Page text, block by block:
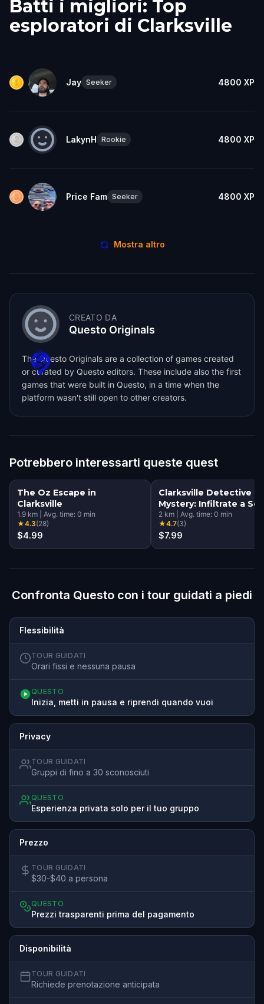
Batti i migliori: Top
esploratori di Clarksville
Jay Seeker 4800 XP
LakynH Rookie 4800 XP
Price Fam Seeker 4800 XP
Mostra altro
CREATO DA
Questo Originals
The Questo Originals are a collection of games created
or curated by Questo editors. These include also the first
games that were built in Questo, in a time when the
platform wasn't still open to other creators.
Potrebbero interessarti queste quest
The Oz Escape in
Clarksville
1.9 km Avg. time: 0 min
★4.3(28)
$4.99
Clarksville Detective
Mystery: Infiltrate a
Society!
2 km Avg. time: 0 min
★4.7(3)
$7.99
Confronta Questo con i tour guidati a piedi
Flessibilità
TOUR GUIDATI
Orari fissi e nessuna pausa
QUESTO
Inizia, metti in pausa e riprendi quando vuoi
Privacy
TOUR GUIDATI
Gruppi di fino a 30 sconosciuti
QUESTO
Esperienza privata solo per il tuo gruppo
Prezzo
TOUR GUIDATI
$30-$40 a persona
QUESTO
Prezzi trasparenti prima del pagamento
Disponibilità
TOUR GUIDATI
Richiede prenotazione anticipata